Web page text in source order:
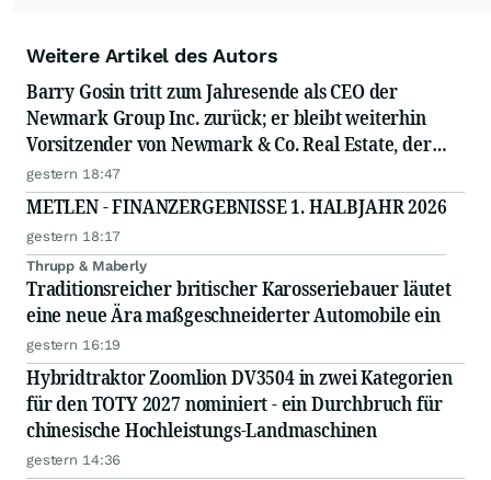
Weitere Artikel des Autors
Barry Gosin tritt zum Jahresende als CEO der
Newmark Group Inc. zurück; er bleibt weiterhin
Vorsitzender von Newmark & Co. Real Estate, der
operativen Gesellschaft von Newmark
gestern 18:47
METLEN - FINANZERGEBNISSE 1. HALBJAHR 2026
gestern 18:17
Thrupp & Maberly
Traditionsreicher britischer Karosseriebauer läutet
eine neue Ära maßgeschneiderter Automobile ein
gestern 16:19
Hybridtraktor Zoomlion DV3504 in zwei Kategorien
für den TOTY 2027 nominiert - ein Durchbruch für
chinesische Hochleistungs-Landmaschinen
gestern 14:36